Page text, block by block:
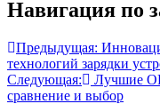
Навигация по
Предыдущая:
технологий зарядки
Следующая:
Лучшие
сравнение и выбор